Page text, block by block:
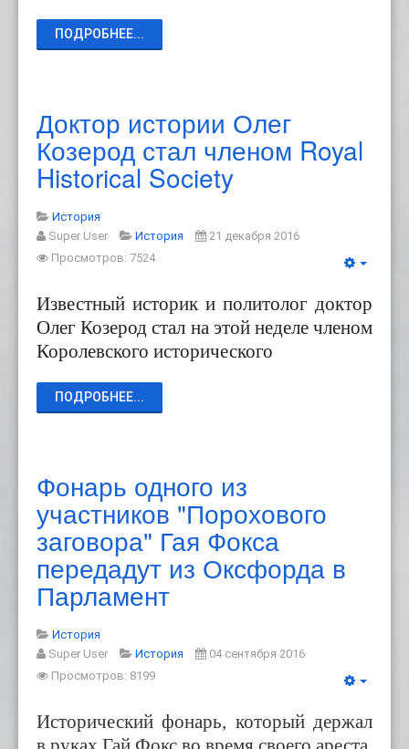
ПОДРОБНЕЕ...
Доктор истории Олег
Козерод стал членом Royal
Historical Society
История
Super User
История
21 декабря 2016
Просмотров: 7524
Известный историк и политолог доктор
Олег Козерод стал на этой неделе членом
Королевского исторического
ПОДРОБНЕЕ...
Фонарь одного из
участников "Порохового
заговора" Гая Фокса
передадут из Оксфорда в
Парламент
История
Super User
История
04 сентября 2016
Просмотров: 8199
Исторический фонарь, который держал